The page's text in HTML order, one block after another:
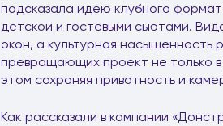
подсказала идею клубного
детской и гостевыми сьютами.
окон, а культурная насыщенность
превращающих проект не только
этом сохраняя приватность и
Как рассказали в компании